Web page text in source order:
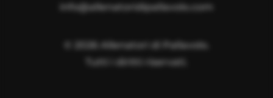
info@allenatoridipallavolo.com
2026
Allenatori di Pallavolo.
Tutti i diritti riservati.